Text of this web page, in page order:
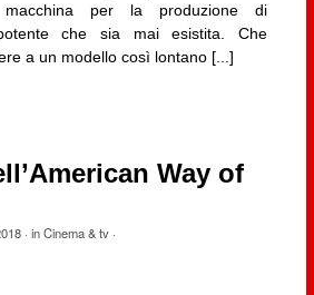
per la produzione di
che sia mai esistita. Che
a un modello così lontano [...]
Way of
· inCinema & tv·